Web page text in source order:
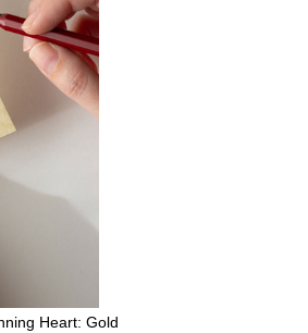
Heart: Gold